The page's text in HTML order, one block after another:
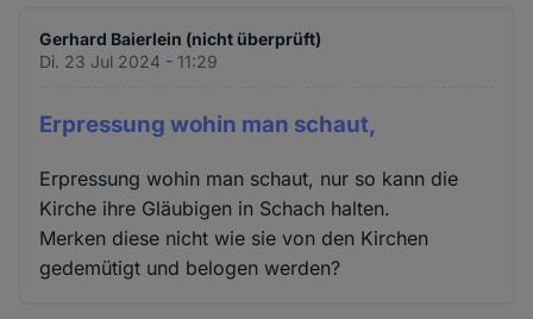
Gerhard Baierlein (nicht überprüft)
Di. 23 Jul 2024 - 11:29
Erpressung wohin man schaut,
Erpressung wohin man schaut, nur so kann die
Kirche ihre Gläubigen in Schach halten.
Merken diese nicht wie sie von den Kirchen
gedemütigt und belogen werden?